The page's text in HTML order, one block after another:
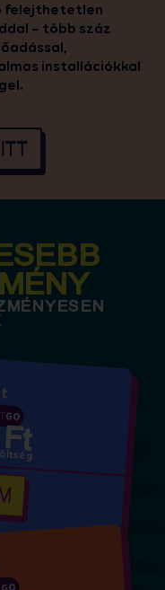
felejthetetlen
– több száz
installációkkal